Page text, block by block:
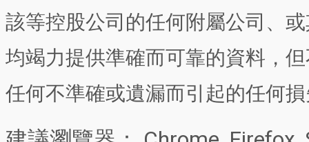
該等控股公司的任何附屬公司、
均竭力提供準確而可靠的資料，
任何不準確或遺漏而引起的任何